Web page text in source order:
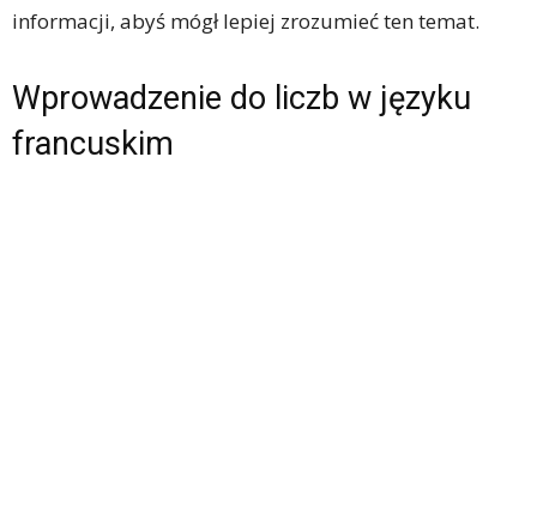
informacji, abyś mógł lepiej zrozumieć ten temat.
Wprowadzenie do liczb w języku
francuskim